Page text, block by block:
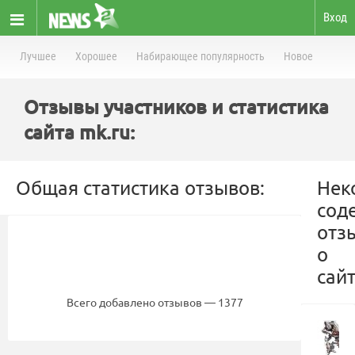
Вход
Лучшее Хорошее Набирающее популярность Новое
Отзывы участников и статистика
сайта mk.ru:
Общая статистика отзывов:
Всего добавлено отзывов — 1377
о